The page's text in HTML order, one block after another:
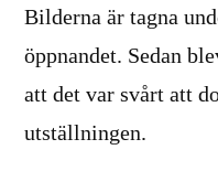
Bilderna är tagna
öppnandet. Sedan
att det var svårt att
utställningen.